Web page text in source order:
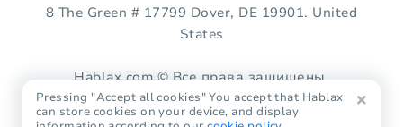
8 The Green # 17799 Dover, DE 19901. United
States
Hablax.com © Все права защищены.
Pressing "Accept all cookies" You accept that Hablax
can store cookies on your device, and display